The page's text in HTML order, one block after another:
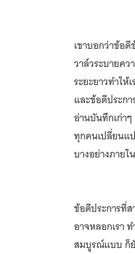
เขาบอกว่าข้อ
วาล์วระบายค
ระยะยาวทำให้
และข้อดีประก
อ่านบันทึกเก่า
ทุกคนเปลี่ยนแ
บางอย่างภายใ
ข้อดีประการที่ส
อาจหลอกเรา
สมบูรณ์แบบ ก็ยั